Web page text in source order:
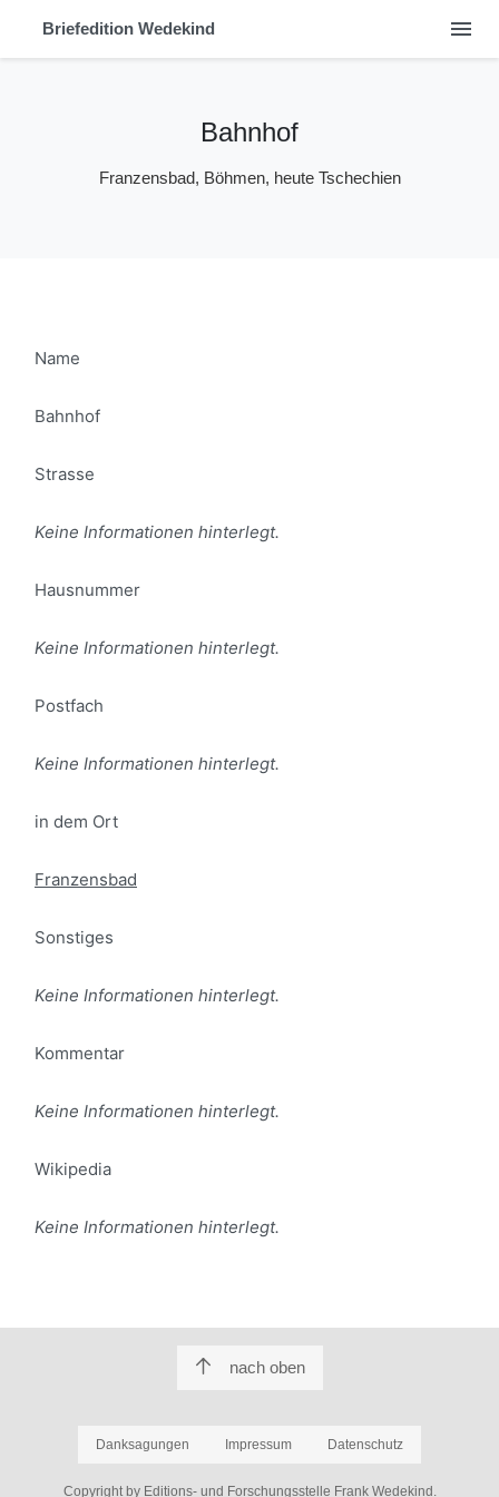
Briefedition Wedekind menu
Bahnhof
Franzensbad, Böhmen, heute Tschechien
Name
Bahnhof
Strasse
Keine Informationen hinterlegt.
Hausnummer
Keine Informationen hinterlegt.
Postfach
Keine Informationen hinterlegt.
in dem Ort
Franzensbad
Sonstiges
Keine Informationen hinterlegt.
Kommentar
Keine Informationen hinterlegt.
Wikipedia
Keine Informationen hinterlegt.
nach oben
Danksagungen Impressum Datenschutz
Copyright by Editions- und Forschungsstelle Frank Wedekind.